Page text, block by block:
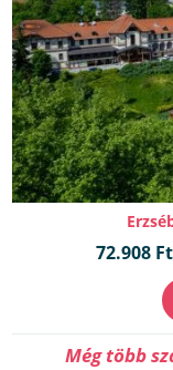
72.908
Még több